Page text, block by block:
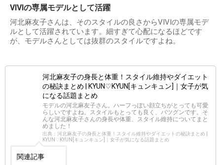
VIVIの専属モデルとして活躍
河北麻友子さんは、そのスタイルの良さからVIVIの専属モデ
ルとして活躍されています。細すぎて心配になるほどです
が、モデルさんとしては抜群のスタイルですよね。
河北麻友子の身長と体重！スタイル維持やダイエット
の秘訣まとめ | KYUN♡KYUN[キュンキュン]｜女子が気
になる話題まとめ
モデルの河北麻友子さん。ハーフっぽい顔立ちがとっても可愛
らしいですよね。スタイルもとっても良く、バツグンです。そ
んな河北麻友子さんの身長や体重、スタイル維持についてまと
めました！
出典：河北麻友子の身長と体重！スタイル維持やダイエットの秘訣まとめ |
KYUN♡KYUN[キュンキュン]｜女子が気になる話題まとめ
関連記事